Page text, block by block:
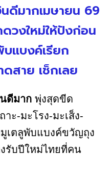
ดีมากเมษายน 69
วงใหม่ให้ปังก่อน
แบงค์เรียก
ดสาย เช็กเลย
ดีมาก พุ่งสุดขีด
ะ-มะโรง-มะเส็ง-
เตลูพับแบงค์ขวัญถุง
งรับปีใหม่ไทยที่คน